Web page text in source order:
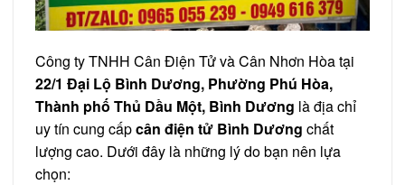
Công ty TNHH Cân Điện Tử và Cân Nhơn Hòa tại
22/1 Đại Lộ Bình Dương, Phường Phú Hòa,
Thành phố Thủ Dầu Một, Bình Dương là địa chỉ
uy tín cung cấpcân điện tử Bình Dương chất
lượng cao. Dưới đây là những lý do bạn nên lựa
chọn: